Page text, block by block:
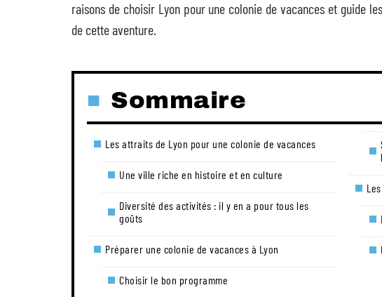
raisons de choisir Lyon pour une colonie de vacances et guide
de cette aventure.
Sommaire
Les attraits de Lyon pour une colonie de vacances
Une ville riche en histoire et en culture
Diversité des activités : il y en a pour tous les
goûts
Préparer une colonie de vacances à Lyon
Choisir le bon programme